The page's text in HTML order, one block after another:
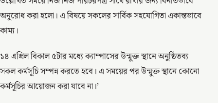
অনুরোধ করা হলো। এ বিষয়ে সকলের সার্বিক সহযোগিতা একান্তভাবে
কাম্য।
১৪ এপ্রিল বিকাল ৫টার মধ্যে ক্যাম্পাসের উন্মুক্ত স্থানে অনুষ্ঠিতব্য
সকল কর্মসূচি সম্পন্ন করতে হবে। এ সময়ের পর উন্মুক্ত স্থানে কোনো
কর্মসূচির আয়োজন করা যাবে না।’